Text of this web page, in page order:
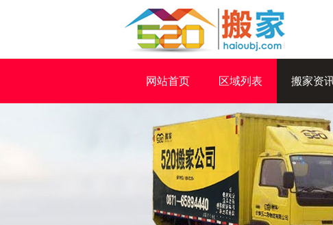
网站首页 区域列表 搬家资